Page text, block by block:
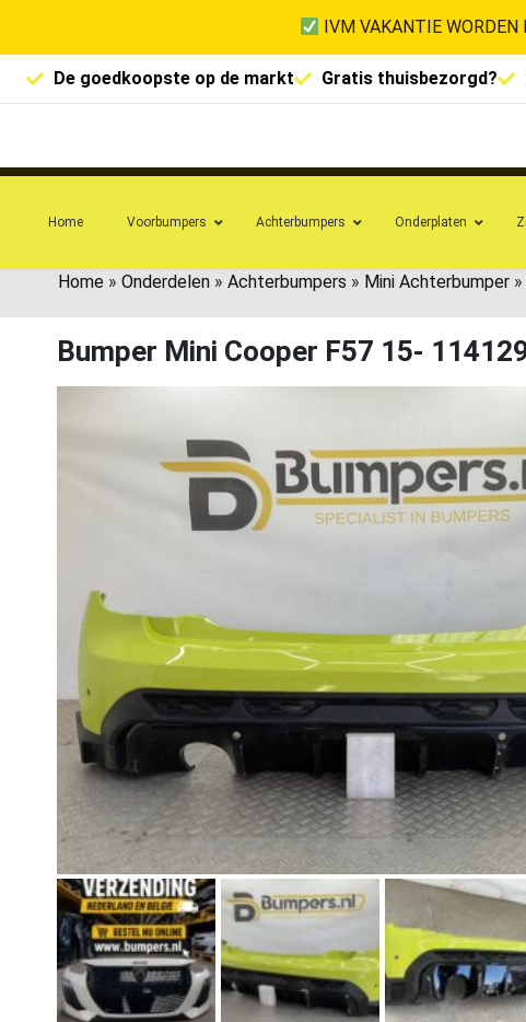
IVM VAKANTIE
De goedkoopste op de markt Gratis thuisbezorgd?
Home Voorbumpers Achterbumpers Onderplaten
Home » Onderdelen » Achterbumpers » Mini Achterbumper »
Bumper Mini Cooper F57 15-